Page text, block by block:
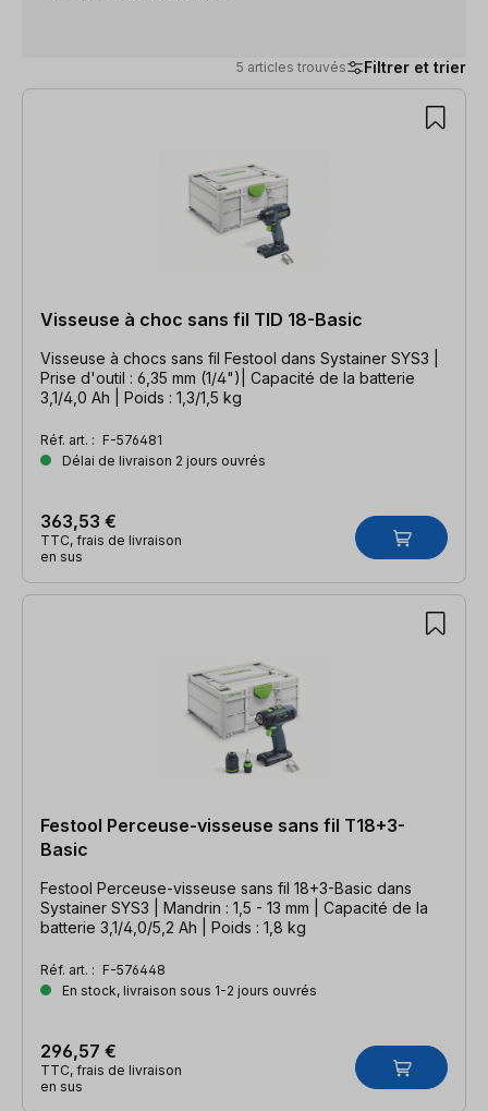
5 articles trouvés Filtrer et trier
5 articles trouvés
Visseuse à choc sans fil TID 18-Basic
Visseuse à chocs sans fil Festool dans Systainer SYS3 |
Prise d'outil : 6,35 mm (1/4")| Capacité de la batterie
3,1/4,0 Ah | Poids : 1,3/1,5 kg
Réf. art. : F-576481
Délai de livraison 2 jours ouvrés
363,53 €
TTC, frais de livraison
en sus
Festool Perceuse-visseuse sans fil T18+3-
Basic
Festool Perceuse-visseuse sans fil 18+3-Basic dans
Systainer SYS3 | Mandrin : 1,5 - 13 mm | Capacité de la
batterie 3,1/4,0/5,2 Ah | Poids : 1,8 kg
Réf. art. : F-576448
En stock, livraison sous 1-2 jours ouvrés
296,57 €
TTC, frais de livraison
en sus